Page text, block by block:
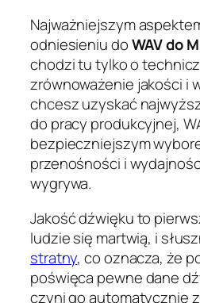
Najważniejszym
odniesieniu doWAV do
chodzi tu tylko o
zrównoważenie jakości i
chcesz uzyskać
do pracy produkcyjnej,
bezpieczniejszym
przenośności i
wygrywa.
Jakość dźwięku to
ludzie się martwią, i
stratny, co oznacza, że
poświęca pewne dane
czyni go automatycznie